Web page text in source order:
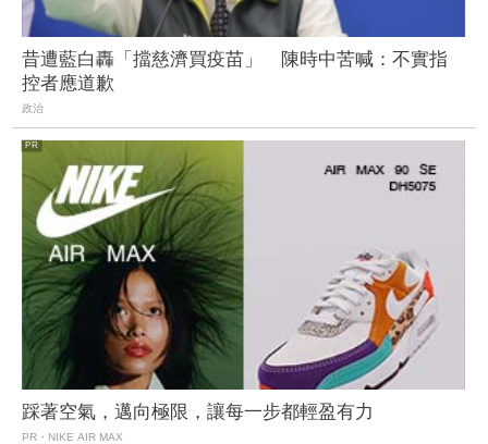
昔遭藍白轟「擋慈濟買疫苗」 陳時中苦喊：不實指
控者應道歉
政治
踩著空氣，邁向極限，讓每一步都輕盈有力
PR・NIKE AIR MAX